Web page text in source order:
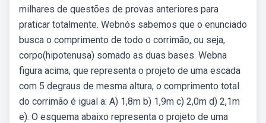
milhares de questões de provas anteriores para
praticar totalmente. Webnós sabemos que o enunciado
busca o comprimento de todo o corrimão, ou seja,
corpo(hipotenusa) somado as duas bases. Webna
figura acima, que representa o projeto de uma escada
com 5 degraus de mesma altura, o comprimento total
do corrimão é igual a: A) 1,8m b) 1,9m c) 2,0m d) 2,1m
e). O esquema abaixo representa o projeto de uma